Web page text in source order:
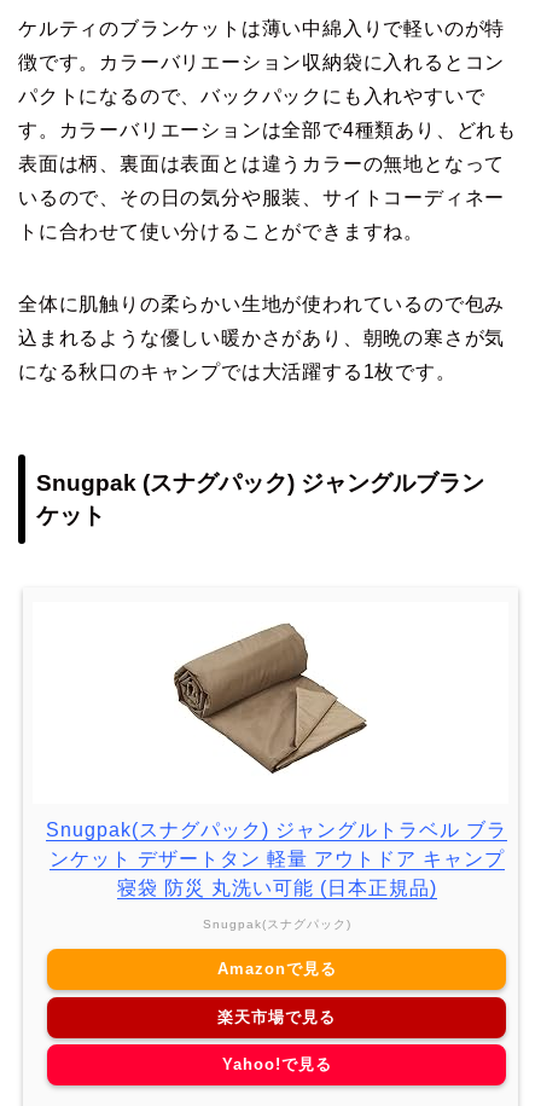
ケルティのブランケットは薄い中綿入りで軽いのが特
徴です。カラーバリエーション収納袋に入れるとコン
パクトになるので、バックパックにも入れやすいで
す。カラーバリエーションは全部で4種類あり、どれも
表面は柄、裏面は表面とは違うカラーの無地となって
いるので、その日の気分や服装、サイトコーディネー
トに合わせて使い分けることができますね。
全体に肌触りの柔らかい生地が使われているので包み
込まれるような優しい暖かさがあり、朝晩の寒さが気
になる秋口のキャンプでは大活躍する1枚です。
Snugpak (スナグパック) ジャングルブラン
ケット
Snugpak(スナグパック) ジャングルトラベル ブラ
ンケット デザートタン 軽量 アウトドア キャンプ
寝袋 防災 丸洗い可能 (日本正規品)
Snugpak(スナグパック)
Amazonで見る
楽天市場で見る
Yahoo!で見る